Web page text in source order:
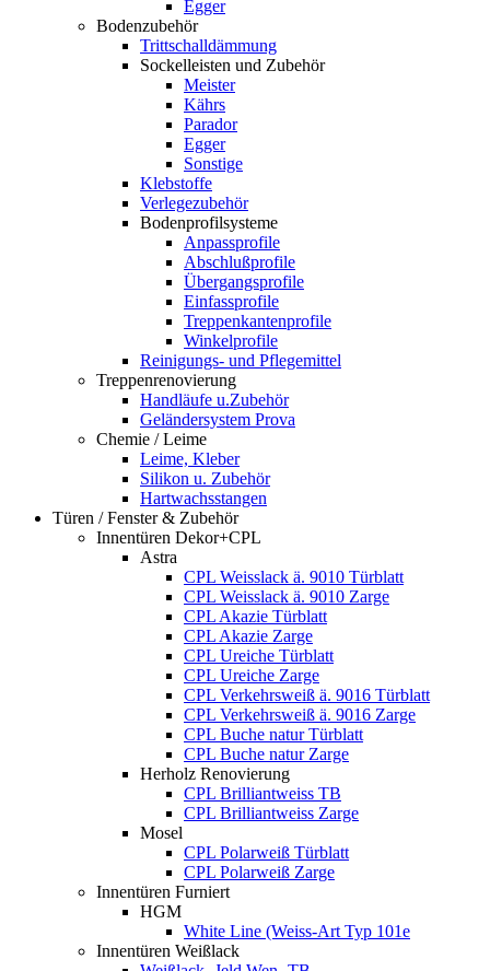
Egger
Bodenzubehör
Trittschalldämmung
Sockelleisten und Zubehör
Meister
Kährs
Parador
Egger
Sonstige
Klebstoffe
Verlegezubehör
Bodenprofilsysteme
Anpassprofile
Abschlußprofile
Übergangsprofile
Einfassprofile
Treppenkantenprofile
Winkelprofile
Reinigungs- und Pflegemittel
Treppenrenovierung
Handläufe u.Zubehör
Geländersystem Prova
Chemie / Leime
Leime, Kleber
Silikon u. Zubehör
Hartwachsstangen
Türen / Fenster & Zubehör
Innentüren Dekor+CPL
Astra
CPL Weisslack ä. 9010 Türblatt
CPL Weisslack ä. 9010 Zarge
CPL Akazie Türblatt
CPL Akazie Zarge
CPL Ureiche Türblatt
CPL Ureiche Zarge
CPL Verkehrsweiß ä. 9016 Türblatt
CPL Verkehrsweiß ä. 9016 Zarge
CPL Buche natur Türblatt
CPL Buche natur Zarge
Herholz Renovierung
CPL Brilliantweiss TB
CPL Brilliantweiss Zarge
Mosel
CPL Polarweiß Türblatt
CPL Polarweiß Zarge
Innentüren Furniert
HGM
White Line (Weiss-Art Typ 101e
Innentüren Weißlack